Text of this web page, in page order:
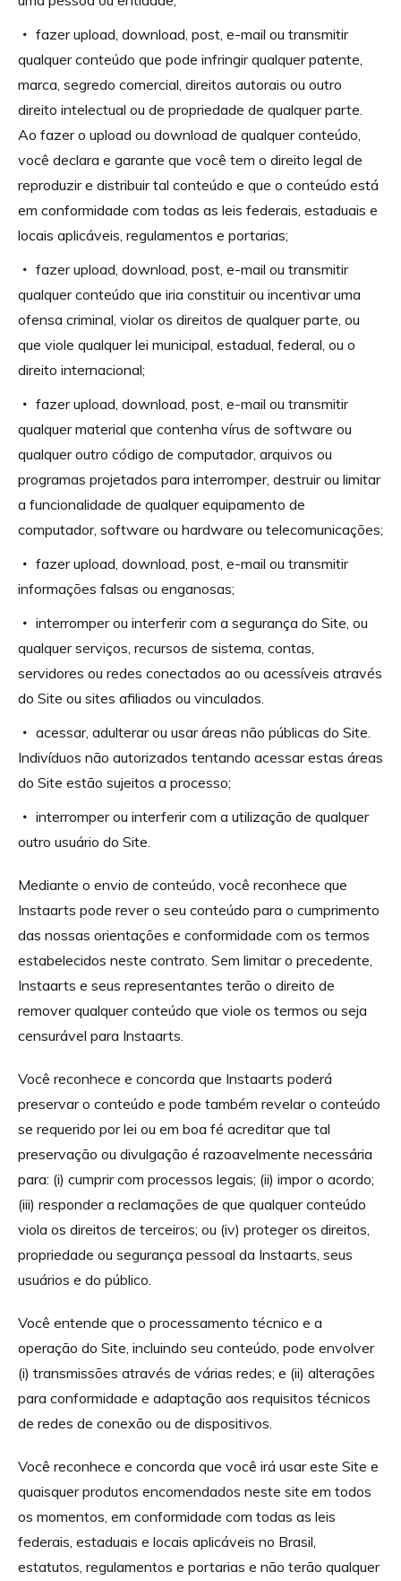
fazer upload, download, post, e-mail ou transmitir
qualquer conteúdo que pode infringir qualquer patente,
marca, segredo comercial, direitos autorais ou outro
direito intelectual ou de propriedade de qualquer parte.
Ao fazer o upload ou download de qualquer conteúdo,
você declara e garante que você tem o direito legal de
reproduzir e distribuir tal conteúdo e que o conteúdo está
em conformidade com todas as leis federais, estaduais e
locais aplicáveis, regulamentos e portarias;
fazer upload, download, post, e-mail ou transmitir
qualquer conteúdo que iria constituir ou incentivar uma
ofensa criminal, violar os direitos de qualquer parte, ou
que viole qualquer lei municipal, estadual, federal, ou o
direito internacional;
fazer upload, download, post, e-mail ou transmitir
qualquer material que contenha vírus de software ou
qualquer outro código de computador, arquivos ou
programas projetados para interromper, destruir ou limitar
a funcionalidade de qualquer equipamento de
computador, software ou hardware ou telecomunicações;
fazer upload, download, post, e-mail ou transmitir
informações falsas ou enganosas;
interromper ou interferir com a segurança do Site, ou
qualquer serviços, recursos de sistema, contas,
servidores ou redes conectados ao ou acessíveis através
do Site ou sites afiliados ou vinculados.
acessar, adulterar ou usar áreas não públicas do Site.
Indivíduos não autorizados tentando acessar estas áreas
do Site estão sujeitos a processo;
interromper ou interferir com a utilização de qualquer
outro usuário do Site.
Mediante o envio de conteúdo, você reconhece que
Instaarts pode rever o seu conteúdo para o cumprimento
das nossas orientações e conformidade com os termos
estabelecidos neste contrato. Sem limitar o precedente,
Instaarts e seus representantes terão o direito de
remover qualquer conteúdo que viole os termos ou seja
censurável para Instaarts.
Você reconhece e concorda que Instaarts poderá
preservar o conteúdo e pode também revelar o conteúdo
se requerido por lei ou em boa fé acreditar que tal
preservação ou divulgação é razoavelmente necessária
para: (i) cumprir com processos legais; (ii) impor o acordo;
(iii) responder a reclamações de que qualquer conteúdo
viola os direitos de terceiros; ou (iv) proteger os direitos,
propriedade ou segurança pessoal da Instaarts, seus
usuários e do público.
Você entende que o processamento técnico e a
operação do Site, incluindo seu conteúdo, pode envolver
(i) transmissões através de várias redes; e (ii) alterações
para conformidade e adaptação aos requisitos técnicos
de redes de conexão ou de dispositivos.
Você reconhece e concorda que você irá usar este Site e
quaisquer produtos encomendados neste site em todos
os momentos, em conformidade com todas as leis
federais, estaduais e locais aplicáveis no Brasil,
estatutos, regulamentos e portarias e não terão qualquer